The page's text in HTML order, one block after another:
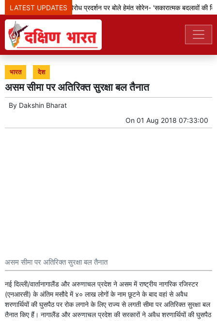
LATEST UPDATES
झारखंड: छात्रों के विरोध प्रदर्शन पर बोले हेमंत सोरेन- 'सकारात्मक बदलावों की
भारत देश
असम सीमा पर अतिरिक्त सुरक्षा बल तैनात
By Dakshin Bharat
On 01 Aug 2018 07:33:00
असम सीमा पर अतिरिक्त सुरक्षा बल तैनात
नई दिल्ली/वार्तानागालैंड और अरुणाचल प्रदेश ने असम में राष्ट्रीय नागरिक रजिस्टर
(एनआरसी) के अंतिम मसौदे में ४० लाख लोगों के नाम छूटने के बाद वहां से अवैध
शरणार्थियों की घुसपैठ पर रोक लगाने के लिए राज्य से लगती सीमा पर अतिरिक्त सुरक्षा बल
तैनात किए हैं। नागालैंड और अरुणाचल प्रदेश की सरकारों ने अवैध शरणार्थियों की घुसपैठ